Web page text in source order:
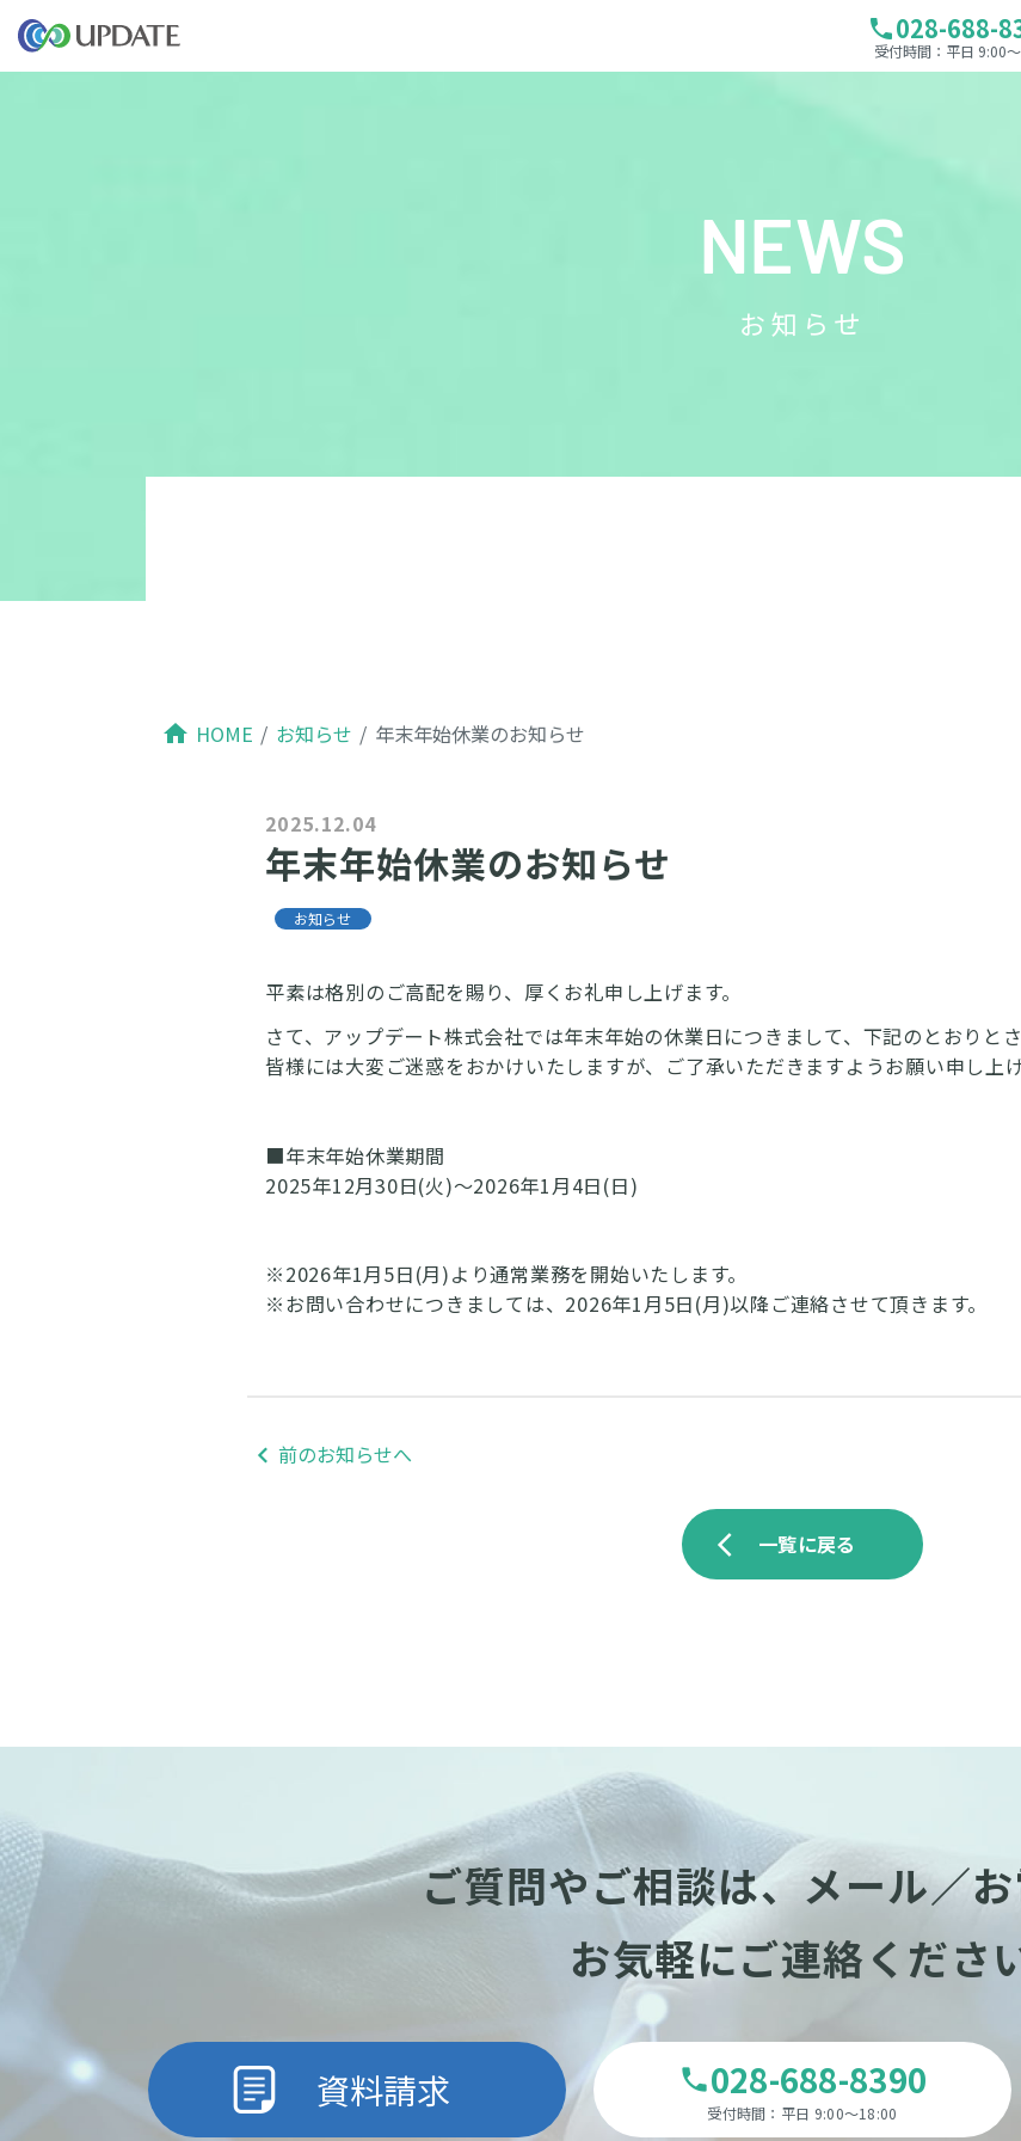
phone028-688-
受付時間：平日 9:00
NEWS
お知らせ
home HOME お知らせ 年末年始休業のお知らせ
2025.12.04
年末年始休業のお知らせ
お知らせ
平素は格別のご高配を賜り、厚くお礼申し上げます。
さて、アップデート株式会社では年末年始の休業日につきまして、下記のとおりとさ
皆様には大変ご迷惑をおかけいたしますが、ご了承いただきますようお願い申し上げ
■年末年始休業期間
2025年12月30日(火)～2026年1月4日(日)
※2026年1月5日(月)より通常業務を開始いたします。
※お問い合わせにつきましては、2026年1月5日(月)以降ご連絡させて頂きます。
前のお知らせへ
arrow_back_ios 一覧に戻る
ご質問やご相談は、メール／
お気軽にご連絡くださ
資料請求 phone028-688-8390
受付時間：平日 9:00～18:00